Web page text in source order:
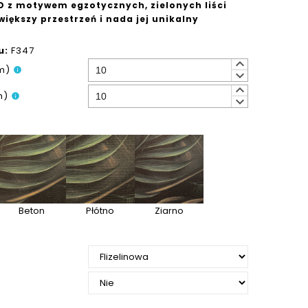
z motywem egzotycznych, zielonych liści
przestrzeń i nada jej unikalny
F347
info keyboard_arrow_up
keyboard_arrow_down
info keyboard_arrow_up
keyboard_arrow_down
Beton Płótno Ziarno